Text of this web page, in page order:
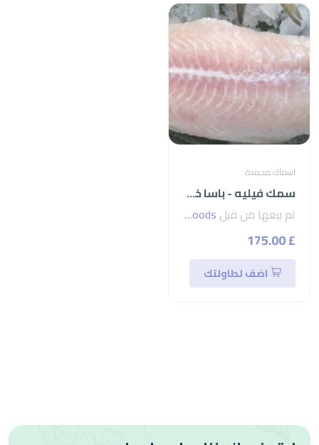
اسماك مجمدة
سمك فيليه - باسا خمسات اعلى تصفية فيتنامي
تم بيعها من قبل seven foods
£ 175.00
اضف لطاولتك